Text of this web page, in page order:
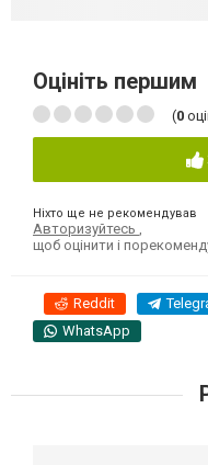
Оцініть першим
(0
Ніхто ще не рекомендував
Авторизуйтесь
щоб оцінити і
Reddit
WhatsApp